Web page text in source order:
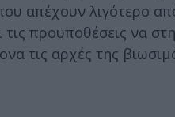
απέχουν λιγότερο
προϋποθέσεις να
τις αρχές της